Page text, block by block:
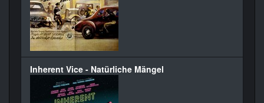
Inherent Vice - Natürliche Mängel